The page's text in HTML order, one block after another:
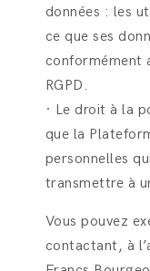
données : les
ce que ses
conformément
RGPD.
· Le droit à la
que la
personnelles
transmettre à
Vous pouvez
contactant, à